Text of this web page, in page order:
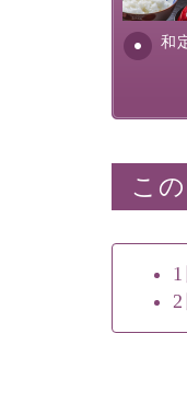
和
ふんだ
安全を
こ